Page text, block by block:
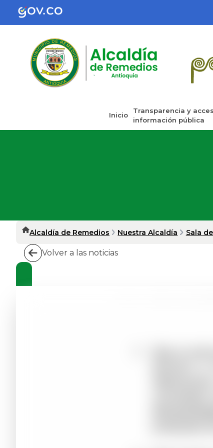
Inicio
Transparencia y
información pública
Alcaldía de Remedios Nuestra Alcaldía Sala
Volver a las noticias